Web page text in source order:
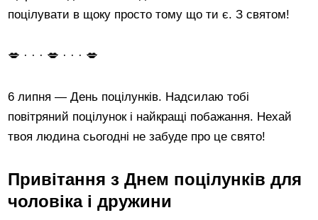
поцілувати в щоку просто тому що ти є. З святом!
💋 · · · 💋 · · · 💋
6 липня — День поцілунків. Надсилаю тобі
повітряний поцілунок і найкращі побажання. Нехай
твоя людина сьогодні не забуде про це свято!
Привітання з Днем поцілунків для
чоловіка і дружини